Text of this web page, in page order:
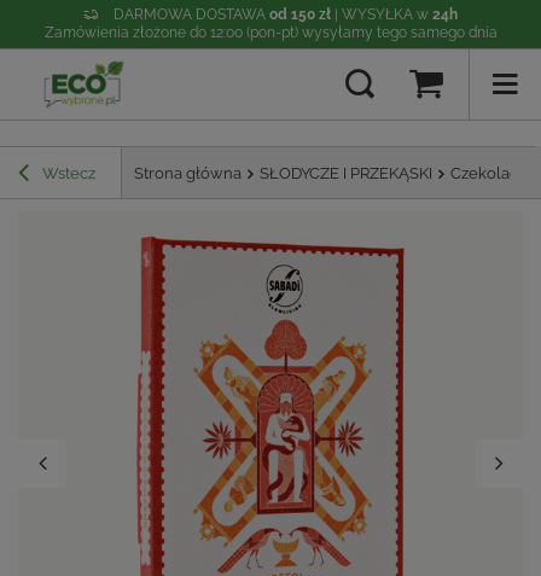
DARMOWA DOSTAWA od 150 zł | WYSYŁKA w 24h
Zamówienia złożone do 12:00 (pon-pt) wysyłamy tego samego dnia
Wstecz Strona główna SŁODYCZE I PRZEKĄSKI Czekolada